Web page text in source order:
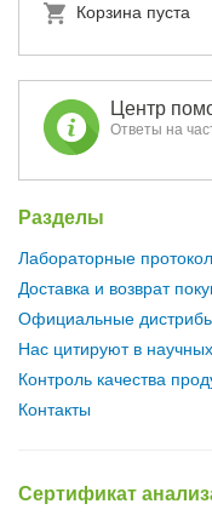
Корзина пуста
Центр
Ответы на
Разделы
Лабораторные
Доставка и возврат
Официальные
Нас цитируют в
Контроль качества
Контакты
Сертификат